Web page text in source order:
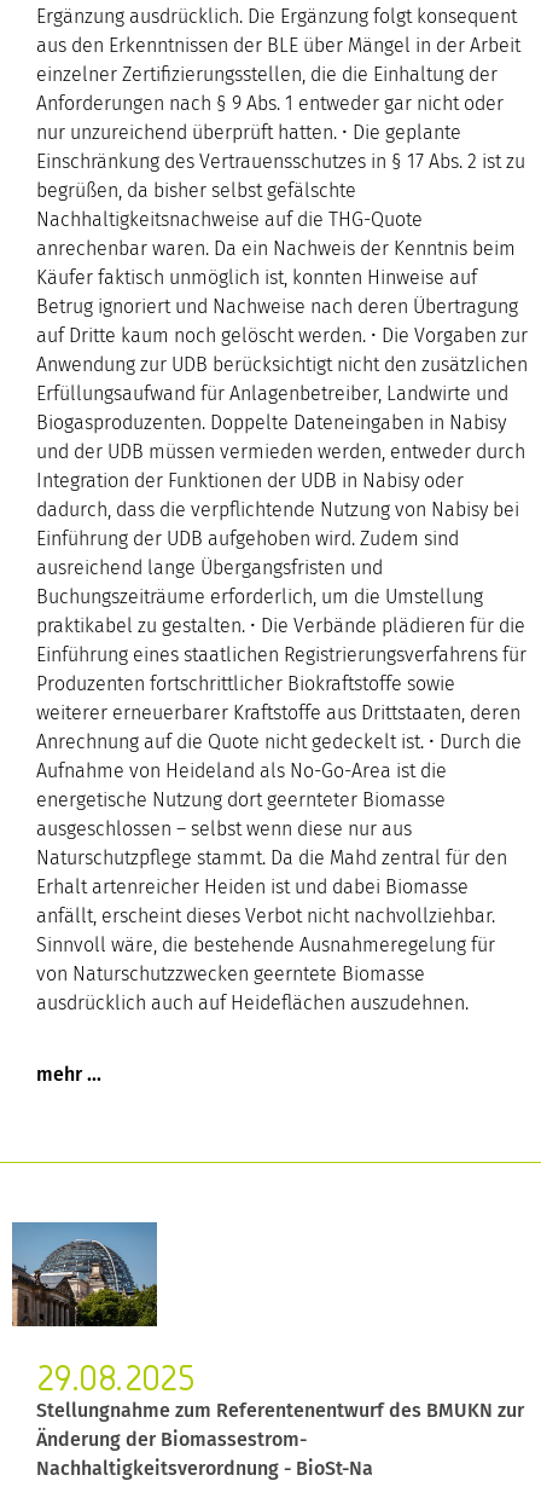
Ergänzung ausdrücklich. Die Ergänzung folgt konsequent
aus den Erkenntnissen der BLE über Mängel in der Arbeit
einzelner Zertifizierungsstellen, die die Einhaltung der
Anforderungen nach § 9 Abs. 1 entweder gar nicht oder
nur unzureichend überprüft hatten. • Die geplante
Einschränkung des Vertrauensschutzes in § 17 Abs. 2 ist zu
begrüßen, da bisher selbst gefälschte
Nachhaltigkeitsnachweise auf die THG-Quote
anrechenbar waren. Da ein Nachweis der Kenntnis beim
Käufer faktisch unmöglich ist, konnten Hinweise auf
Betrug ignoriert und Nachweise nach deren Übertragung
auf Dritte kaum noch gelöscht werden. • Die Vorgaben zur
Anwendung zur UDB berücksichtigt nicht den zusätzlichen
Erfüllungsaufwand für Anlagenbetreiber, Landwirte und
Biogasproduzenten. Doppelte Dateneingaben in Nabisy
und der UDB müssen vermieden werden, entweder durch
Integration der Funktionen der UDB in Nabisy oder
dadurch, dass die verpflichtende Nutzung von Nabisy bei
Einführung der UDB aufgehoben wird. Zudem sind
ausreichend lange Übergangsfristen und
Buchungszeiträume erforderlich, um die Umstellung
praktikabel zu gestalten. • Die Verbände plädieren für die
Einführung eines staatlichen Registrierungsverfahrens für
Produzenten fortschrittlicher Biokraftstoffe sowie
weiterer erneuerbarer Kraftstoffe aus Drittstaaten, deren
Anrechnung auf die Quote nicht gedeckelt ist. • Durch die
Aufnahme von Heideland als No-Go-Area ist die
energetische Nutzung dort geernteter Biomasse
ausgeschlossen – selbst wenn diese nur aus
Naturschutzpflege stammt. Da die Mahd zentral für den
Erhalt artenreicher Heiden ist und dabei Biomasse
anfällt, erscheint dieses Verbot nicht nachvollziehbar.
Sinnvoll wäre, die bestehende Ausnahmeregelung für
von Naturschutzzwecken geerntete Biomasse
ausdrücklich auch auf Heideflächen auszudehnen.
29.08.2025
Stellungnahme zum Referentenentwurf des BMUKN zur
Änderung der Biomassestrom-
Nachhaltigkeitsverordnung - BioSt-Na